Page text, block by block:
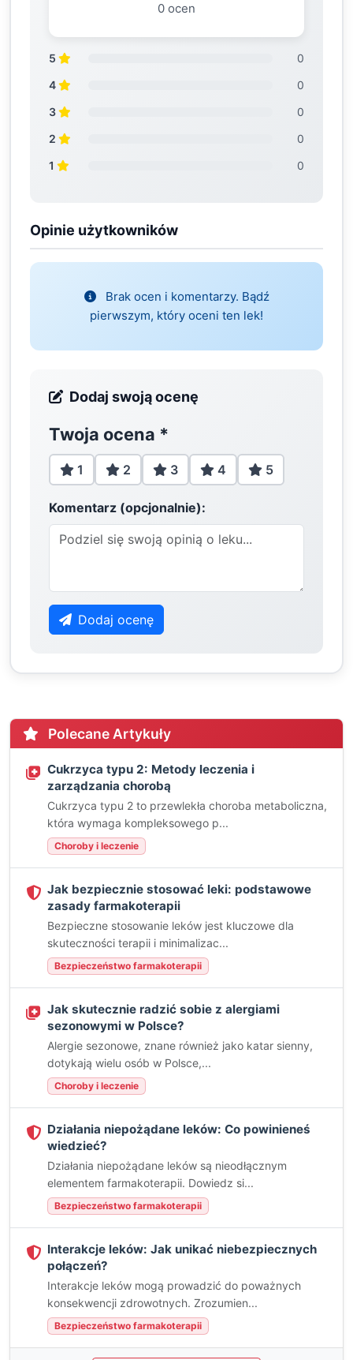
0 ocen
5
0
4
0
3
0
2
0
1
0
Opinie użytkowników
Brak ocen i komentarzy. Bądź
pierwszym, który oceni ten lek!
Dodaj swoją ocenę
Twoja ocena *
1 2 3 4 5
Komentarz (opcjonalnie):
Dodaj ocenę
Polecane Artykuły
Cukrzyca typu 2: Metody leczenia i
zarządzania chorobą
Cukrzyca typu 2 to przewlekła choroba metaboliczna,
która wymaga kompleksowego p...
Choroby i leczenie
Jak bezpiecznie stosować leki: podstawowe
zasady farmakoterapii
Bezpieczne stosowanie leków jest kluczowe dla
skuteczności terapii i minimalizac...
Bezpieczeństwo farmakoterapii
Jak skutecznie radzić sobie z alergiami
sezonowymi w Polsce?
Alergie sezonowe, znane również jako katar sienny,
dotykają wielu osób w Polsce,...
Choroby i leczenie
Działania niepożądane leków: Co powinieneś
wiedzieć?
Działania niepożądane leków są nieodłącznym
elementem farmakoterapii. Dowiedz si...
Bezpieczeństwo farmakoterapii
Interakcje leków: Jak unikać niebezpiecznych
połączeń?
Interakcje leków mogą prowadzić do poważnych
konsekwencji zdrowotnych. Zrozumien...
Bezpieczeństwo farmakoterapii